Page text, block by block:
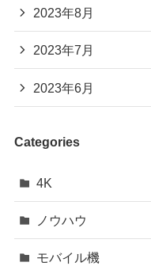
2023年8月
2023年7月
2023年6月
Categories
4K
ノウハウ
モバイル機